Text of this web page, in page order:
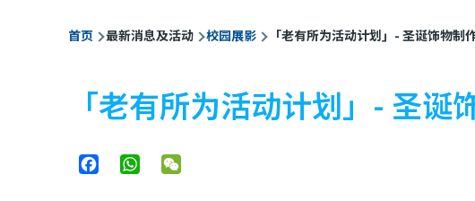
面
包
屑
首页 最新消息及活动 校园展影 「老有所为活动计划」- 圣诞饰物制
「老有所为活动计划」- 圣诞
FacebookWhatsApp